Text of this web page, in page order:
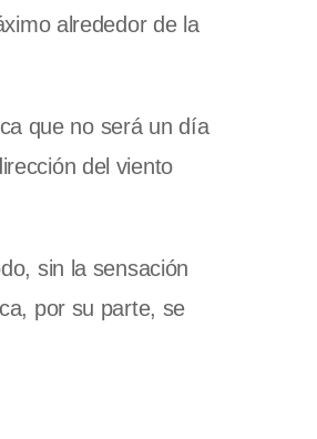
alrededor de la
que no será un día
del viento
sin la sensación
por su parte, se